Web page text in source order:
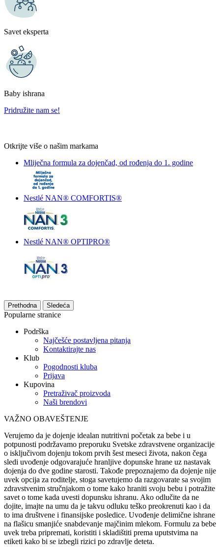
Savet eksperta
Baby ishrana
Pridružite nam se!
Otkrijte više o našim markama
Mliječna formula za dojenčad, od rođenja do 1. godine
Nestlé NAN® COMFORTIS®
Nestlé NAN® OPTIPRO®
Prethodna Sledeća
Popularne stranice
Podrška
Najčešće postavljena pitanja
Kontaktirajte nas
Klub
Pogodnosti kluba
Prijava
Kupovina
Pretraživač proizvoda
Naši brendovi
VAŽNO OBAVEŠTENJE
Verujemo da je dojenje idealan nutritivni početak za bebe i u
potpunosti podržavamo preporuku Svetske zdravstvene organizacije
o isključivom dojenju tokom prvih šest meseci života, nakon čega
sledi uvođenje odgovarajuće hranljive dopunske hrane uz nastavak
dojenja do dve godine starosti. Takođe prepoznajemo da dojenje nije
uvek opcija za roditelje, stoga savetujemo da razgovarate sa svojim
zdravstvenim stručnjakom o tome kako hraniti svoju bebu i potražite
savet o tome kada uvesti dopunsku ishranu. Ako odlučite da ne
dojite, imajte na umu da je takvu odluku teško preokrenuti kao i da
to ima društvene i finansijske posledice. Uvođenje delimične ishrane
na flašicu smanjiće snabdevanje majčinim mlekom. Formulu za bebe
uvek treba pripremati, koristiti i skladištiti prema uputstvima na
etiketi kako bi se izbegli rizici po zdravlje deteta.